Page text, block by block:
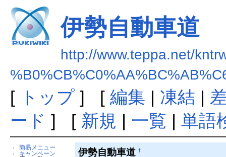
伊勢自動車道
http://www.teppa.net/
[ トップ] [ 編集 | 凍結 |
ード ] [ 新規 | 一覧 | 単語
簡易メニュー
キャンペーン
伊勢自動車道 †